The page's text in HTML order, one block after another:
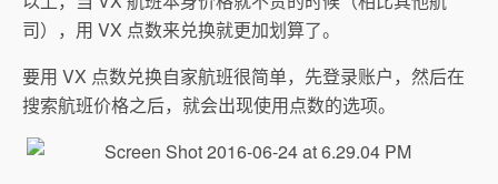
司），用 VX 点数来兑换就更加划算了。
要用 VX 点数兑换自家航班很简单，先登录账户，然后在
搜索航班价格之后，就会出现使用点数的选项。